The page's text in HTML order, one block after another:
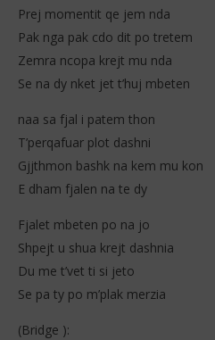
Bloody – Plaga (Lyrics)
6
2026
Stone
Prej momentit qe jem nda
Pak nga pak cdo dit po tretem
Zemra ncopa krejt mu nda
Se na dy nket jet t’huj mbeten
naa sa fjal i patem thon
T’perqafuar plot dashni
Gjjthmon bashk na kem mu kon
E dham fjalen na te dy
Fjalet mbeten po na jo
Shpejt u shua krejt dashnia
Du me t’vet ti si jeto
Se pa ty po m’plak merzia
(Bridge ):